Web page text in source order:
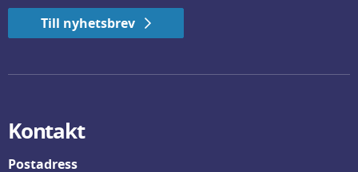
Till nyhetsbrev
Kontakt
Postadress